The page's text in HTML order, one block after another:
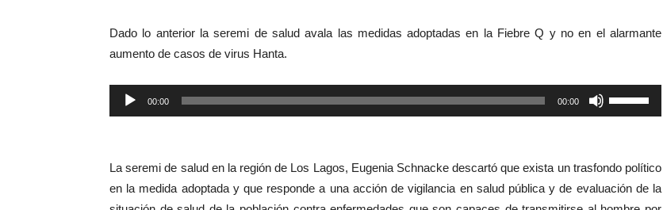
volumen.
Dado lo anterior la seremi de salud avala las medidas adoptadas en la Fiebre Q y no en el alarmante
aumento de casos de virus Hanta.
Reproductor
de
00:00 00:00
las
flecha
arriba/abajo
La seremi de salud en la región de Los Lagos, Eugenia Schnacke descartó que exista un trasfondo político
en la medida adoptada y que responde a una acción de vigilancia en salud pública y de evaluación de la